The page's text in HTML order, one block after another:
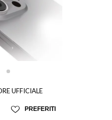
UFFICIALE
PREFERITI